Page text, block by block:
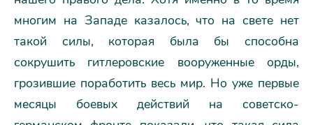
многим на Западе казалось, что на свете нет
такой силы, которая была бы способна
сокрушить гитлеровские вооруженные орды,
грозившие поработить весь мир. Но уже первые
месяцы боевых действий на советско-